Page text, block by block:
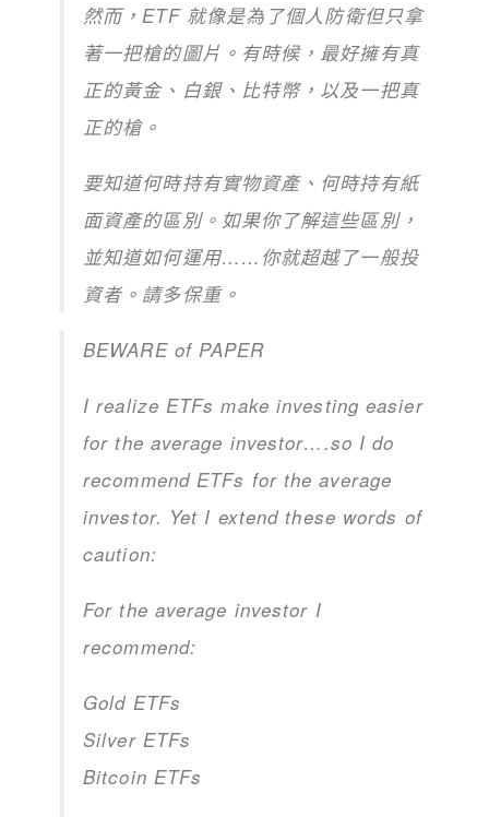
然而，ETF 就像是為了個人防衛但只拿
著一把槍的圖片。有時候，最好擁有真
正的黃金、白銀、比特幣，以及一把真
正的槍。
要知道何時持有實物資產、何時持有紙
面資產的區別。如果你了解這些區別，
並知道如何運用……你就超越了一般投
資者。請多保重。
BEWARE of PAPER
I realize ETFs make investing easier
for the average investor….so I do
recommend ETFs for the average
investor. Yet I extend these words of
caution:
For the average investor I
recommend:
Gold ETFs
Silver ETFs
Bitcoin ETFs